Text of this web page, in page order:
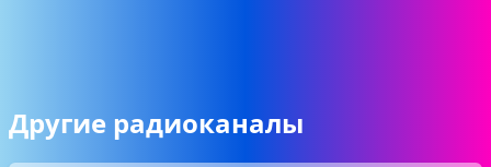
Другие радиоканалы